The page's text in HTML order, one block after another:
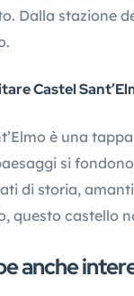
Dalla stazione
Castel
è una
si
di storia,
questo castello
anche